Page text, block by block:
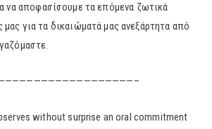
να αποφασίσουμε τα επόμενα ζωτικά
μας για τα δικαιώματά μας ανεξάρτητα από
without surprise an oral commitment